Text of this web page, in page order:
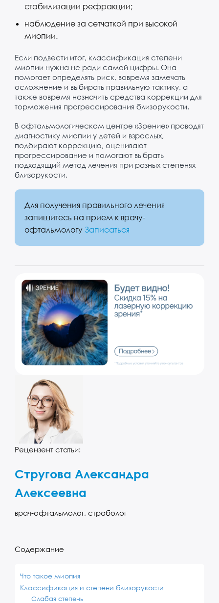
стабилизации рефракции;
наблюдение за сетчаткой при высокой
миопии.
Если подвести итог, классификация степени
миопии нужна не ради самой цифры. Она
помогает определять риск, вовремя замечать
осложнение и выбирать правильную тактику, а
также вовремя назначить средства коррекции для
торможения прогрессирования близорукости.
В офтальмологическом центре «Зрение» проводят
диагностику миопии у детей и взрослых,
подбирают коррекцию, оценивают
прогрессирование и помогают выбрать
подходящий метод лечения при разных степенях
близорукости.
Для получения правильного лечения
запишитесь на прием к врачу-
офтальмологу Записаться
Рецензент статьи:
Стругова Александра
Алексеевна
врач-офтальмолог, страболог
Содержание
Что такое миопия
Классификация и степени близорукости
Слабая степень